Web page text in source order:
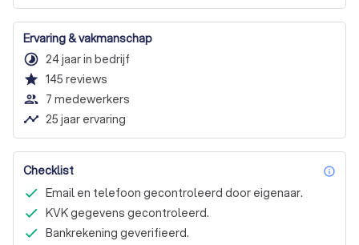
Ervaring & vakmanschap
timelapse 24 jaar in bedrijf
star 145 reviews
people_outline 7 medewerkers
timeline 25 jaar ervaring
Checklist
Email en telefoon gecontroleerd door eigenaar.
KVK gegevens gecontroleerd.
Bankrekening geverifieerd.